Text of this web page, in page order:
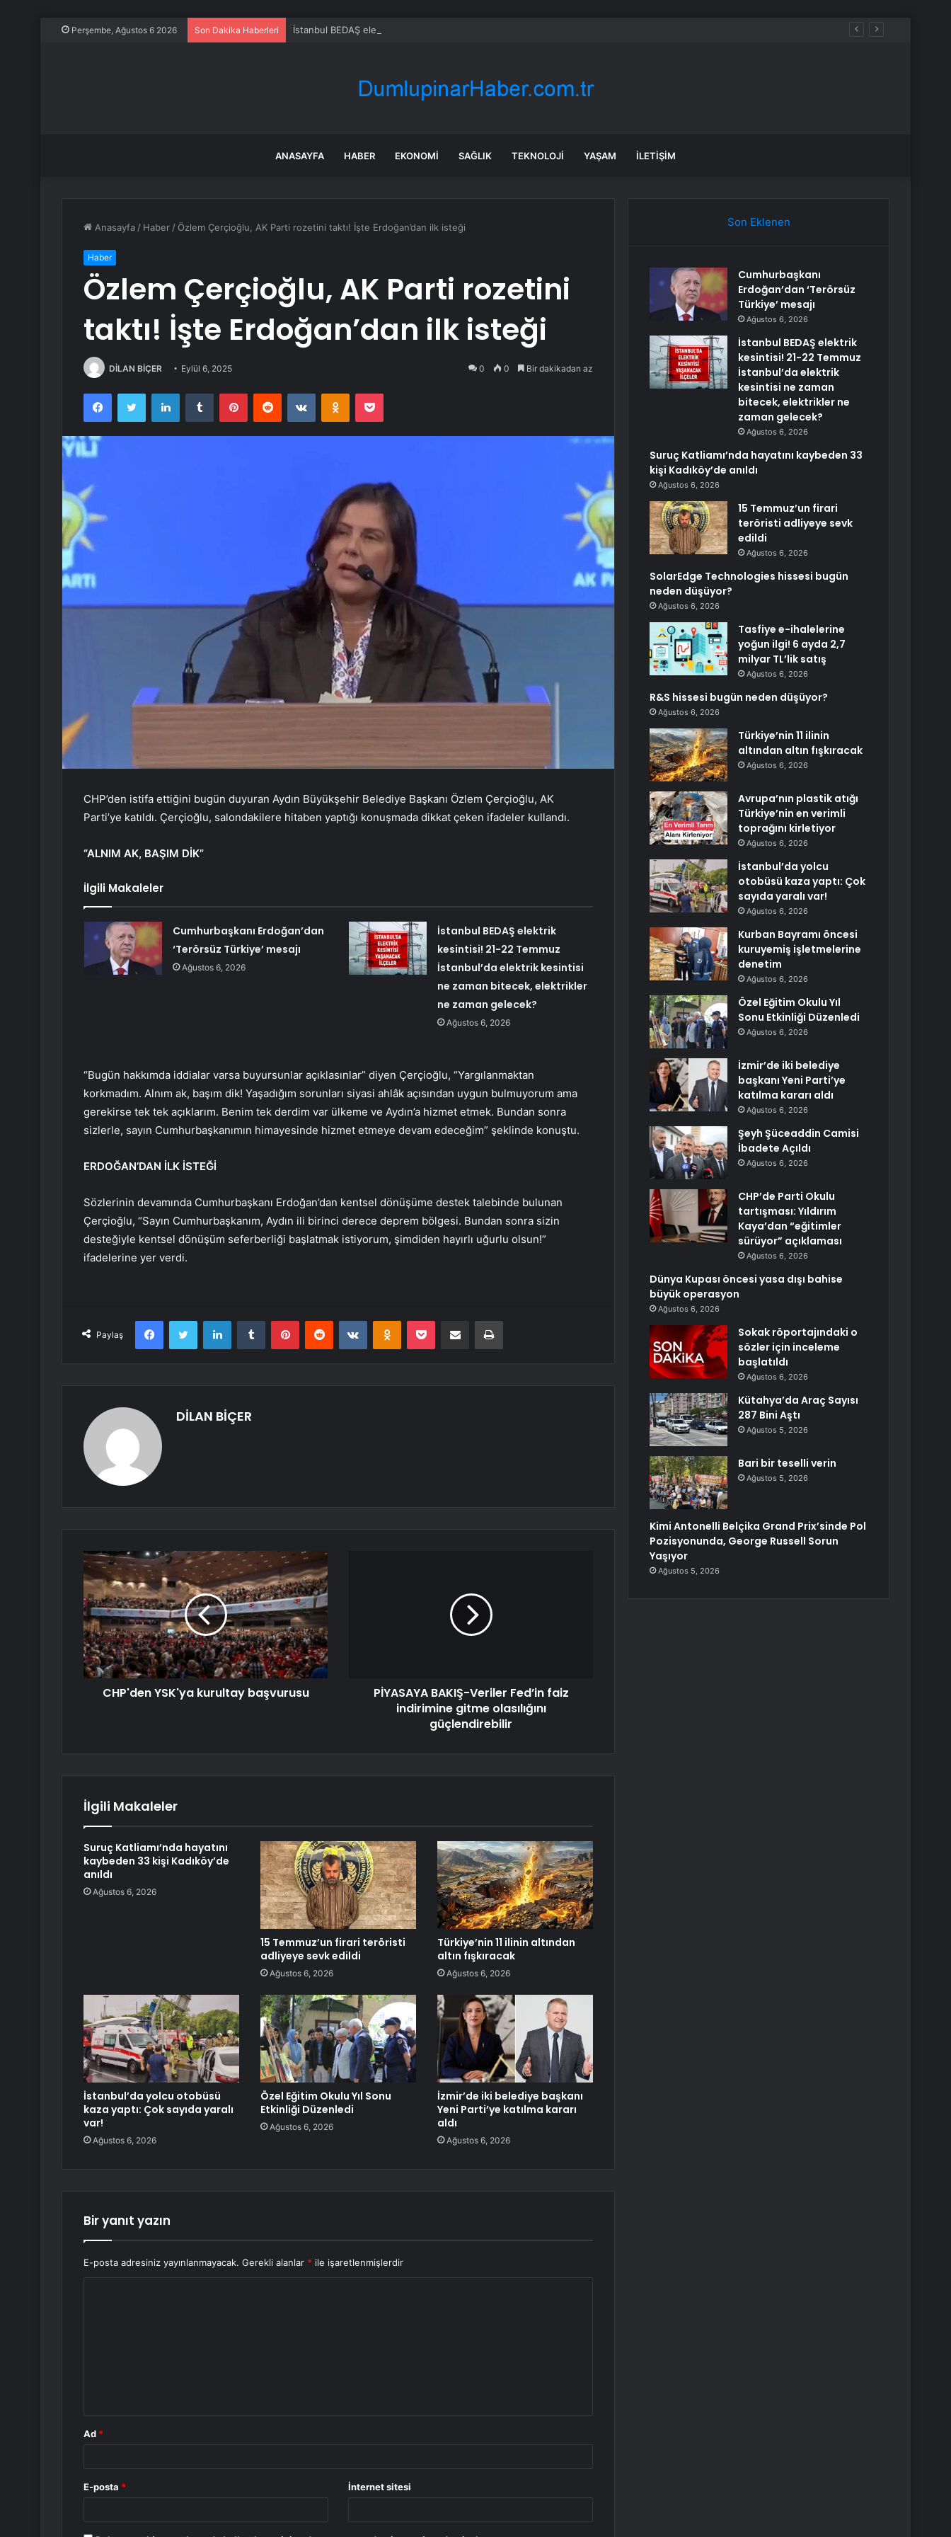
Perşembe, Ağustos 6 2026 Son Dakika Haberleri
ANASAYFA HABER EKONOMI SAĞLIK TEKNOLOJI YAŞAM İLETIŞIM
Anasayfa / Haber / Özlem Çerçioğlu, AK Parti rozetini taktı! İşte Erdoğan’dan ilk isteği
Haber
Özlem Çerçioğlu, AK Parti rozetini
taktı! İşte Erdoğan’dan ilk isteği
DİLAN BİÇER Eylül 6, 2025 0 0 Bir dakikadan az
FacebookTwitter LinkedInTumblr PinterestReddit VKontakteOdnoklassniki
Pocket
CHP’den istifa ettiğini bugün duyuran Aydın Büyükşehir Belediye Başkanı Özlem Çerçioğlu, AK
Parti’ye katıldı. Çerçioğlu, salondakilere hitaben yaptığı konuşmada dikkat çeken ifadeler kullandı.
“ALNIM AK, BAŞIM DİK”
İlgili Makaleler
Cumhurbaşkanı Erdoğan’dan
‘Terörsüz Türkiye’ mesajı
Ağustos 6, 2026
İstanbul BEDAŞ elektrik
kesintisi! 21-22 Temmuz
İstanbul’da elektrik kesintisi
ne zaman bitecek, elektrikler
ne zaman gelecek?
Ağustos 6, 2026
“Bugün hakkımda iddialar varsa buyursunlar açıklasınlar” diyen Çerçioğlu, “Yargılanmaktan
korkmadım. Alnım ak, başım dik! Yaşadığım sorunları siyasi ahlâk açısından uygun bulmuyorum ama
gerekirse tek tek açıklarım. Benim tek derdim var ülkeme ve Aydın’a hizmet etmek. Bundan sonra
sizlerle, sayın Cumhurbaşkanımın himayesinde hizmet etmeye devam edeceğim” şeklinde konuştu.
ERDOĞAN’DAN İLK İSTEĞİ
Sözlerinin devamında Cumhurbaşkanı Erdoğan’dan kentsel dönüşüme destek talebinde bulunan
Çerçioğlu, “Sayın Cumhurbaşkanım, Aydın ili birinci derece deprem bölgesi. Bundan sonra sizin
desteğiyle kentsel dönüşüm seferberliği başlatmak istiyorum, şimdiden hayırlı uğurlu olsun!”
ifadelerine yer verdi.
Paylaş
FacebookTwitter LinkedInTumblr PinterestReddit VKontakteOdnoklassniki
Pocket E-Posta ile paylaş Yazdır
DİLAN BİÇER
CHP'den YSK'ya kurultay başvurusu
PİYASAYA BAKIŞ-Veriler Fed’in faiz
indirimine gitme olasılığını
güçlendirebilir
İlgili Makaleler
Suruç Katliamı’nda hayatını
kaybeden 33 kişi Kadıköy’de
anıldı
Ağustos 6, 2026
15 Temmuz’un firari teröristi
adliyeye sevk edildi
Ağustos 6, 2026
Türkiye’nin 11 ilinin altından
altın fışkıracak
Ağustos 6, 2026
İstanbul’da yolcu otobüsü
kaza yaptı: Çok sayıda yaralı
var!
Ağustos 6, 2026
Özel Eğitim Okulu Yıl Sonu
Etkinliği Düzenledi
Ağustos 6, 2026
İzmir’de iki belediye başkanı
Yeni Parti’ye katılma kararı
aldı
Ağustos 6, 2026
Bir yanıt yazın
E-posta adresiniz yayınlanmayacak. Gerekli alanlar * ile işaretlenmişlerdir
Ad *
E-posta * İnternet sitesi
Son Eklenen
Cumhurbaşkanı
Erdoğan’dan ‘Terörsüz
Türkiye’ mesajı
Ağustos 6, 2026
İstanbul BEDAŞ elektrik
kesintisi! 21-22 Temmuz
İstanbul’da elektrik
kesintisi ne zaman
bitecek, elektrikler ne
zaman gelecek?
Ağustos 6, 2026
Suruç Katliamı’nda hayatını kaybeden 33
kişi Kadıköy’de anıldı
Ağustos 6, 2026
15 Temmuz’un firari
teröristi adliyeye sevk
edildi
Ağustos 6, 2026
SolarEdge Technologies hissesi bugün
neden düşüyor?
Ağustos 6, 2026
Tasfiye e-ihalelerine
yoğun ilgi! 6 ayda 2,7
milyar TL’lik satış
Ağustos 6, 2026
R&S hissesi bugün neden düşüyor?
Ağustos 6, 2026
Türkiye’nin 11 ilinin
altından altın fışkıracak
Ağustos 6, 2026
Avrupa’nın plastik atığı
Türkiye’nin en verimli
toprağını kirletiyor
Ağustos 6, 2026
İstanbul’da yolcu
otobüsü kaza yaptı: Çok
sayıda yaralı var!
Ağustos 6, 2026
Kurban Bayramı öncesi
kuruyemiş işletmelerine
denetim
Ağustos 6, 2026
Özel Eğitim Okulu Yıl
Sonu Etkinliği Düzenledi
Ağustos 6, 2026
İzmir’de iki belediye
başkanı Yeni Parti’ye
katılma kararı aldı
Ağustos 6, 2026
Şeyh Şüceaddin Camisi
İbadete Açıldı
Ağustos 6, 2026
CHP’de Parti Okulu
tartışması: Yıldırım
Kaya’dan “eğitimler
sürüyor” açıklaması
Ağustos 6, 2026
Dünya Kupası öncesi yasa dışı bahise
büyük operasyon
Ağustos 6, 2026
Sokak röportajındaki o
sözler için inceleme
başlatıldı
Ağustos 6, 2026
Kütahya’da Araç Sayısı
287 Bini Aştı
Ağustos 5, 2026
Bari bir teselli verin
Ağustos 5, 2026
Kimi Antonelli Belçika Grand Prix’sinde Pol
Pozisyonunda, George Russell Sorun
Yaşıyor
Ağustos 5, 2026